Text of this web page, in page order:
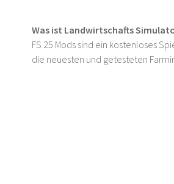
Was ist Landwirtschafts
FS 25 Mods sind ein kostenloses
die neuesten und getesteten